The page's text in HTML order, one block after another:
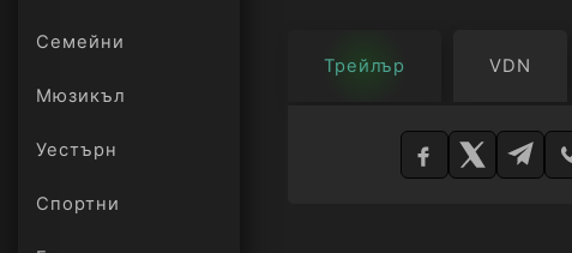
Семейни
Мюзикъл
Уестърн
Спортни
Трейлър VDN